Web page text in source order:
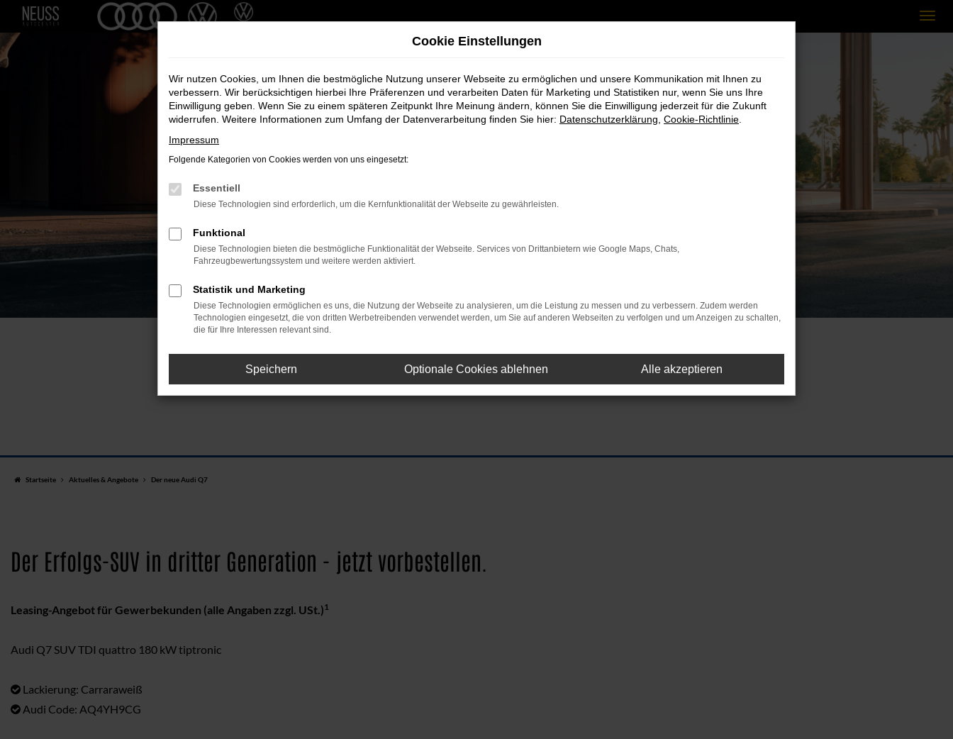
Zum
Der neue Audi Q7
Startseite Aktuelles & Angebote Der neue Audi Q7
Der Erfolgs-SUV in dritter Generation - jetzt vorbestellen.
Leasing-Angebot für Gewerbekunden (alle Angaben zzgl. USt.)1
Audi Q7 SUV TDI quattro 180 kW tiptronic
Lackierung: Carraraweiß
Audi Code: AQ4YH9CG
Cookie Einstellungen
Wir nutzen Cookies, um Ihnen die bestmögliche Nutzung unserer Webseite zu ermöglichen und unsere Kommunikation mit Ihnen zu
verbessern. Wir berücksichtigen hierbei Ihre Präferenzen und verarbeiten Daten für Marketing und Statistiken nur, wenn Sie uns Ihre
Einwilligung geben. Wenn Sie zu einem späteren Zeitpunkt Ihre Meinung ändern, können Sie die Einwilligung jederzeit für die Zukunft
widerrufen. Weitere Informationen zum Umfang der Datenverarbeitung finden Sie hier: Datenschutzerklärung Cookie-Richtlinie
Impressum
Folgende Kategorien von Cookies werden von uns eingesetzt:
Essentiell
Diese Technologien sind erforderlich, um die Kernfunktionalität der Webseite zu gewährleisten.
Funktional
Diese Technologien bieten die bestmögliche Funktionalität der Webseite. Services von Drittanbietern wie Google Maps, Chats,
Fahrzeugbewertungssystem und weitere werden aktiviert.
Statistik und Marketing
Diese Technologien ermöglichen es uns, die Nutzung der Webseite zu analysieren, um die Leistung zu messen und zu verbessern. Zudem werden
Technologien eingesetzt, die von dritten Werbetreibenden verwendet werden, um Sie auf anderen Webseiten zu verfolgen und um Anzeigen zu schalten,
die für Ihre Interessen relevant sind.
Speichern Optionale Cookies ablehnen Alle akzeptieren